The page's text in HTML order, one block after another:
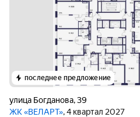
последнее предложение
улица Богданова,39
ЖК «ВЕЛАРТ», 4 квартал 2027